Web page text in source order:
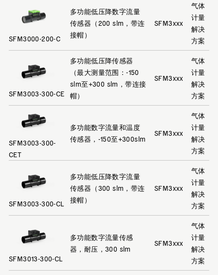
SFM3000-200-C
多功能低压降数字流量
传感器（200 slm，带连
接帽）
SFM3xxx
气体
计量
解决
方案
SFM3003-300-CE
多功能低压降传感器
（最大测量范围：-150
slm至+300 slm，带连接
帽）
SFM3xxx
气体
计量
解决
方案
SFM3003-300-
CET
多功能数字流量和温度
传感器，-150至+300slm
SFM3xxx
气体
计量
解决
方案
SFM3003-300-CL
多功能低压降数字流量
传感器（300 slm，带连
接帽）
SFM3xxx
气体
计量
解决
方案
SFM3013-300-CL
多功能数字流量传感
器，耐压，300 slm
SFM3xxx
气体
计量
解决
方案